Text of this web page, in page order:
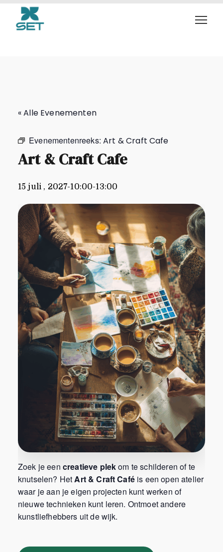
Art & Craft Cafe
« Alle Evenementen
Evenementenreeks:Art & Craft Cafe
Art & Craft Cafe
15 juli , 2027-10:00-13:00
Zoek je een creatieve plekom te schilderen of te
knutselen? HetArt & Craft Caféis een open atelier
waar je aan je eigen projecten kunt werken of
nieuwe technieken kunt leren. Ontmoet andere
kunstliefhebbers uit de wijk.